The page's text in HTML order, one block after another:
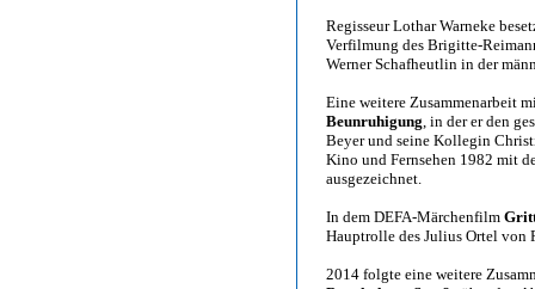
Regisseur Lothar Warneke
Verfilmung des Brigitte-
Werner Schafheutlin in der
Eine weitere Zusammenarbeit
Beunruhigung, in der er den
Beyer und seine Kollegin
Kino und Fernsehen 1982 mit
ausgezeichnet.
In dem DEFA-Märchenfilm
Hauptrolle des Julius Ortel von
2014 folgte eine weitere